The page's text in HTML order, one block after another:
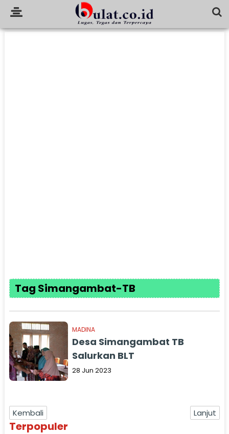
Tag Simangambat-TB
MADINA
Desa Simangambat TB
Salurkan BLT
28 Jun 2023
Kembali Lanjut
Terpopuler